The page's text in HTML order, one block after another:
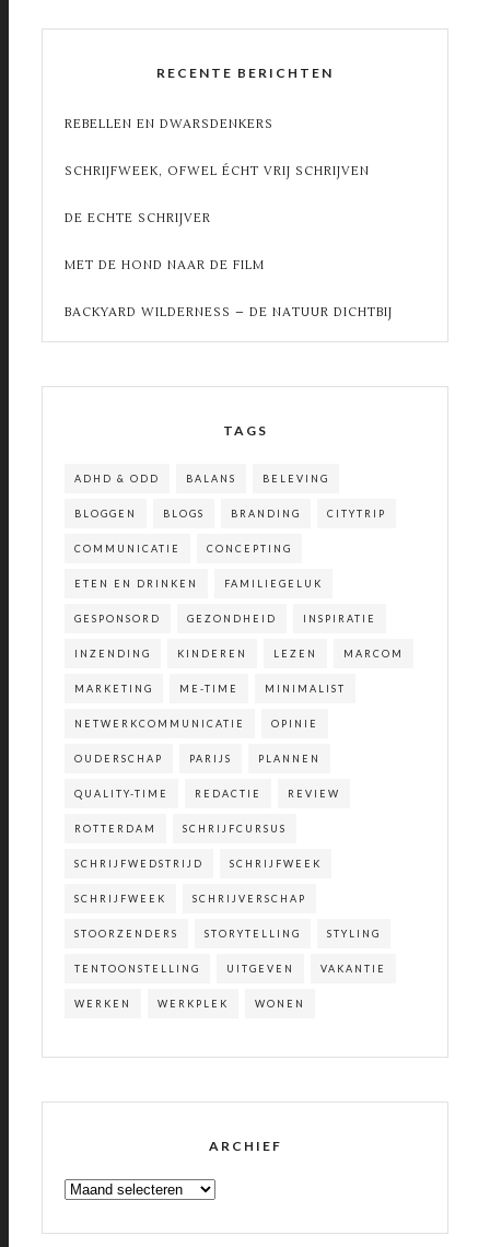
RECENTE BERICHTEN
REBELLEN EN DWARSDENKERS
SCHRIJFWEEK, OFWEL ÉCHT VRIJ SCHRIJVEN
DE ECHTE SCHRIJVER
MET DE HOND NAAR DE FILM
BACKYARD WILDERNESS – DE NATUUR DICHTBIJ
TAGS
ADHD & ODD BALANS BELEVING
BLOGGEN BLOGS BRANDING CITYTRIP
COMMUNICATIE CONCEPTING
ETEN EN DRINKEN FAMILIEGELUK
GESPONSORD GEZONDHEID INSPIRATIE
INZENDING KINDEREN LEZEN MARCOM
MARKETING ME-TIME MINIMALIST
NETWERKCOMMUNICATIE OPINIE
OUDERSCHAP PARIJS PLANNEN
QUALITY-TIME REDACTIE REVIEW
ROTTERDAM SCHRIJFCURSUS
SCHRIJFWEDSTRIJD SCHRIJFWEEK
SCHRIJFWEEK SCHRIJVERSCHAP
STOORZENDERS STORYTELLING STYLING
TENTOONSTELLING UITGEVEN VAKANTIE
WERKEN WERKPLEK WONEN
ARCHIEF
ARCHIEF